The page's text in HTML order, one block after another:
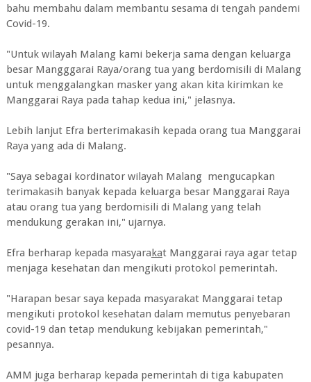
bahu membahu dalam membantu sesama di tengah pandemi
Covid-19.
"Untuk wilayah Malang kami bekerja sama dengan keluarga
besar Mangggarai Raya/orang tua yang berdomisili di Malang
untuk menggalangkan masker yang akan kita kirimkan ke
Manggarai Raya pada tahap kedua ini," jelasnya.
Lebih lanjut Efra berterimakasih kepada orang tua Manggarai
Raya yang ada di Malang.
"Saya sebagai kordinator wilayah Malang mengucapkan
terimakasih banyak kepada keluarga besar Manggarai Raya
atau orang tua yang berdomisili di Malang yang telah
mendukung gerakan ini," ujarnya.
Efra berharap kepada masyarakat Manggarai raya agar tetap
menjaga kesehatan dan mengikuti protokol pemerintah.
"Harapan besar saya kepada masyarakat Manggarai tetap
mengikuti protokol kesehatan dalam memutus penyebaran
covid-19 dan tetap mendukung kebijakan pemerintah,"
pesannya.
AMM juga berharap kepada pemerintah di tiga kabupaten